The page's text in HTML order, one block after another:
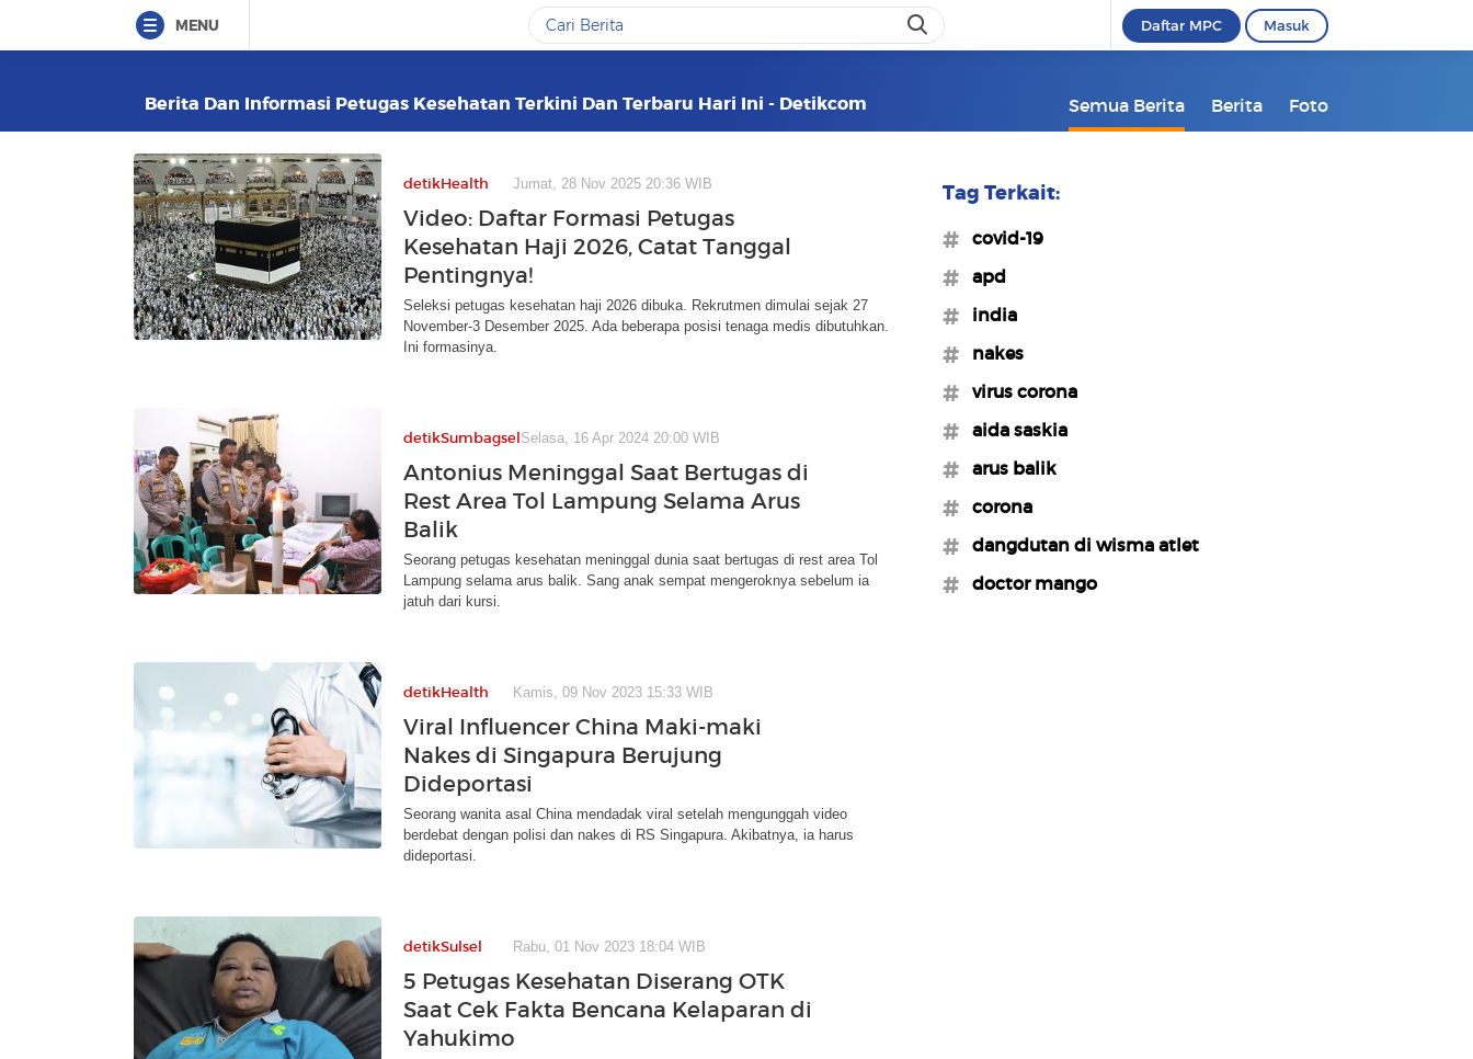
MENU Daftar MPC Masuk
Berita Dan Informasi Petugas Kesehatan Terkini Dan Terbaru Hari Ini - Detikcom Semua Berita Berita Foto
detikHealth Jumat, 28 Nov 2025 20:36 WIB
Video: Daftar Formasi Petugas
Kesehatan Haji 2026, Catat Tanggal
Pentingnya!
Seleksi petugas kesehatan haji 2026 dibuka. Rekrutmen dimulai sejak 27
November-3 Desember 2025. Ada beberapa posisi tenaga medis dibutuhkan.
Ini formasinya.
detikSumbagselSelasa, 16 Apr 2024 20:00 WIB
Antonius Meninggal Saat Bertugas di
Rest Area Tol Lampung Selama Arus
Balik
Seorang petugas kesehatan meninggal dunia saat bertugas di rest area Tol
Lampung selama arus balik. Sang anak sempat mengeroknya sebelum ia
jatuh dari kursi.
detikHealth Kamis, 09 Nov 2023 15:33 WIB
Viral Influencer China Maki-maki
Nakes di Singapura Berujung
Dideportasi
Seorang wanita asal China mendadak viral setelah mengunggah video
berdebat dengan polisi dan nakes di RS Singapura. Akibatnya, ia harus
dideportasi.
detikSulsel Rabu, 01 Nov 2023 18:04 WIB
5 Petugas Kesehatan Diserang OTK
Saat Cek Fakta Bencana Kelaparan di
Yahukimo
Tag Terkait:
#covid-19
#apd
#india
#nakes
#virus corona
#aida saskia
#arus balik
#corona
#dangdutan di wisma atlet
#doctor mango